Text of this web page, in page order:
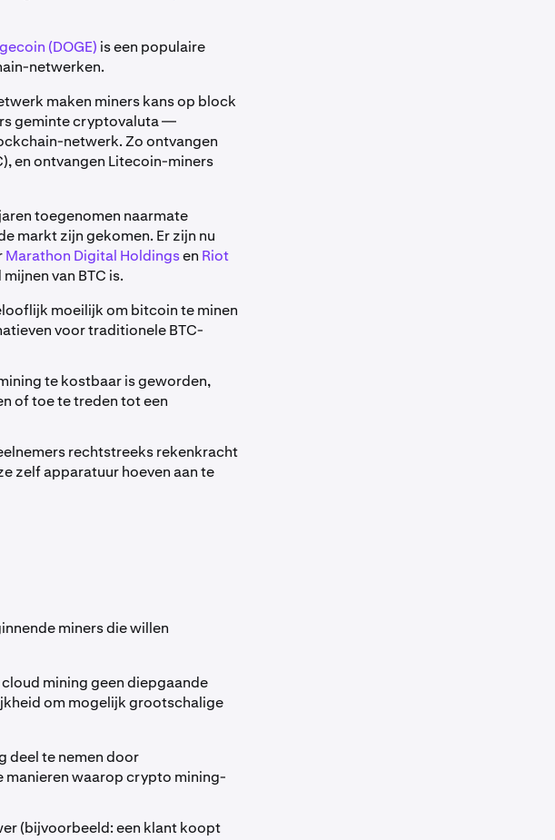
(DOGE) is een populaire
netwerken.
maken miners kans op block
geminte cryptovaluta —
netwerk. Zo ontvangen
en ontvangen Litecoin-miners
toegenomen naarmate
markt zijn gekomen. Er zijn nu
Marathon Digital Holdingsen Riot
van BTC is.
moeilijk om bitcoin te minen
voor traditionele BTC-
te kostbaar is geworden,
of toe te treden tot een
rechtstreeks rekenkracht
zelf apparatuur hoeven aan te
miners die willen
mining geen diepgaande
om mogelijk grootschalige
deel te nemen door
manieren waarop crypto mining-
(bijvoorbeeld: een klant koopt